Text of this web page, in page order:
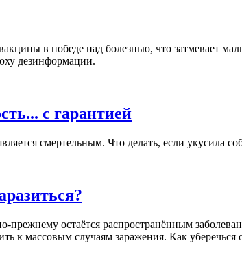
в победе над болезнью, что затмевает
дезинформации.
с гарантией
смертельным. Что делать, если укусила
прежнему остаётся распространённым
к массовым случаям заражения. Как уберечься